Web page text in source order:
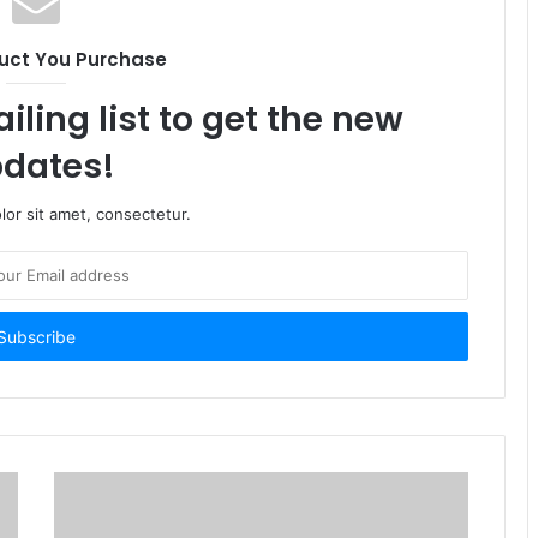
You Purchase
list to get the new
sit amet, consectetur.